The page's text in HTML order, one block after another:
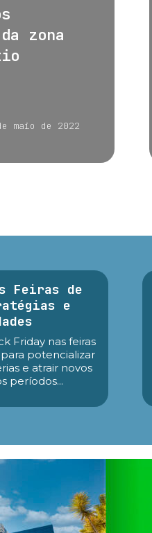
zona
maio de 2022
Feiras de
e
Friday nas feiras
potencializar
e atrair novos
períodos...